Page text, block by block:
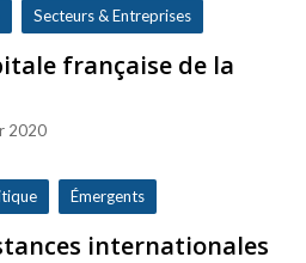
Secteurs & Entreprises
française de la
2020
Émergents
internationales